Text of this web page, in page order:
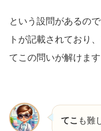
という設問があるの
トが記載されており
てこの問いが解けます
てこ も難